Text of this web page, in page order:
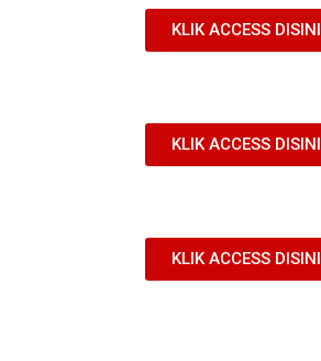
KLIK ACCESS DISINI
KLIK ACCESS DISINI
KLIK ACCESS DISINI